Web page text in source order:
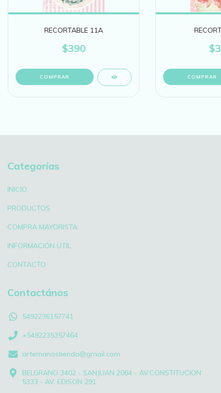
RECORTABLE 11A
$390
Categorías
INICIO
PRODUCTOS
COMPRA MAYORISTA
INFORMACIÓN UTIL
CONTACTO
Contactános
5492236157741
+5492235357464
artemanostienda@gmail.com
BELGRANO 3402 - SANJUAN 2064 - AV.CONSTITUCION
5333 - AV. EDISON 291